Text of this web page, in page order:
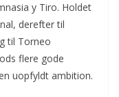
y Tiro. Holdet
derefter til
til Torneo
flere gode
uopfyldt ambition.